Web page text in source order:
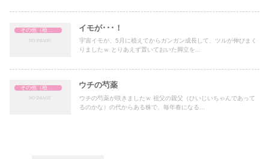
イモが･･･！
宇宙イモが、5月に植えてからガンガン成長して、ツルが伸びまく
りましたｗ とりあえず置いておいた脚立を...
ウチの芍薬
ウチの芍薬が咲きましたｗ 祖父の親父（ひいじいちゃんであって
るのかな）の代からある株で、毎年春になる...